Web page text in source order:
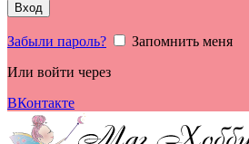
Вход
Забыли пароль?
Запомнить меня
Или войти через
ВКонтакте